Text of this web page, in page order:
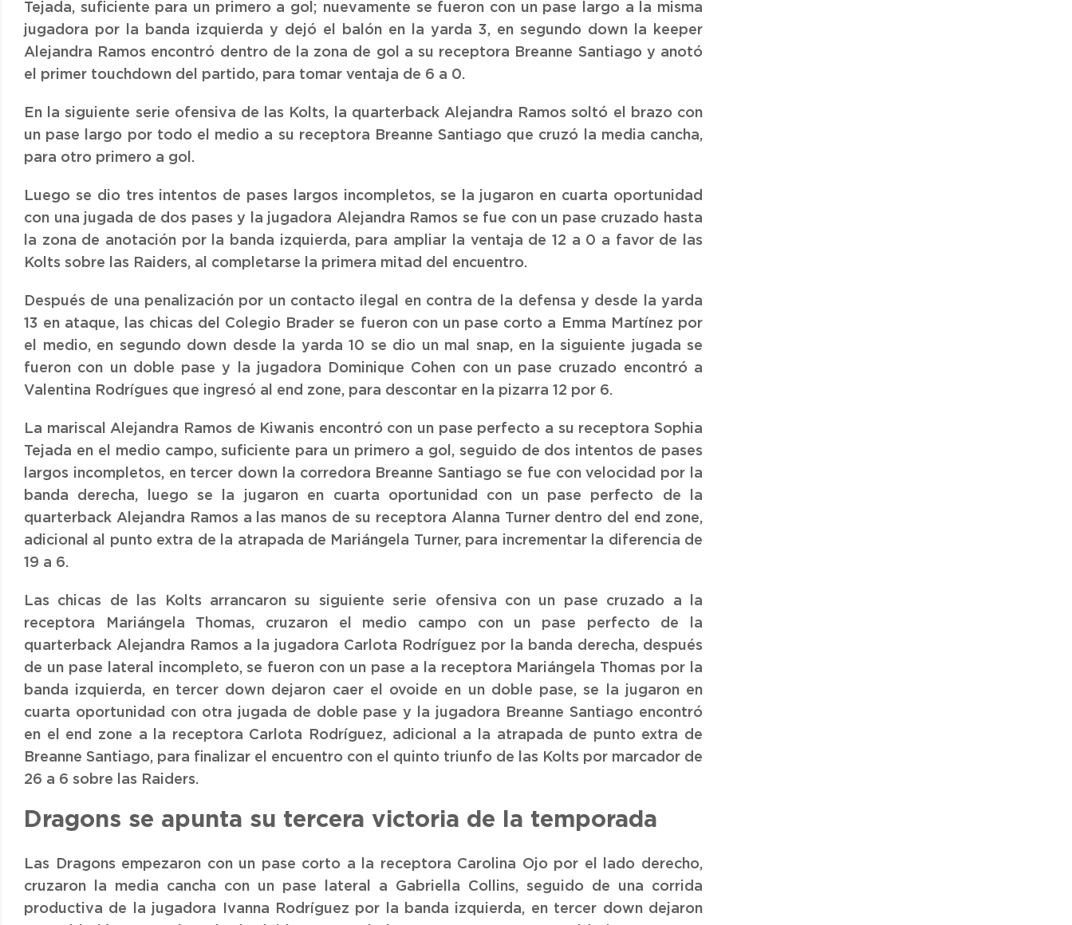
Tejada, suficiente para un primero a gol; nuevamente se fueron con un pase largo a la misma
jugadora por la banda izquierda y dejó el balón en la yarda 3, en segundo down la keeper
Alejandra Ramos encontró dentro de la zona de gol a su receptora Breanne Santiago y anotó
el primer touchdown del partido, para tomar ventaja de 6 a 0.
En la siguiente serie ofensiva de las Kolts, la quarterback Alejandra Ramos soltó el brazo con
un pase largo por todo el medio a su receptora Breanne Santiago que cruzó la media cancha,
para otro primero a gol.
Luego se dio tres intentos de pases largos incompletos, se la jugaron en cuarta oportunidad
con una jugada de dos pases y la jugadora Alejandra Ramos se fue con un pase cruzado hasta
la zona de anotación por la banda izquierda, para ampliar la ventaja de 12 a 0 a favor de las
Kolts sobre las Raiders, al completarse la primera mitad del encuentro.
Después de una penalización por un contacto ilegal en contra de la defensa y desde la yarda
13 en ataque, las chicas del Colegio Brader se fueron con un pase corto a Emma Martínez por
el medio, en segundo down desde la yarda 10 se dio un mal snap, en la siguiente jugada se
fueron con un doble pase y la jugadora Dominique Cohen con un pase cruzado encontró a
Valentina Rodrígues que ingresó al end zone, para descontar en la pizarra 12 por 6.
La mariscal Alejandra Ramos de Kiwanis encontró con un pase perfecto a su receptora Sophia
Tejada en el medio campo, suficiente para un primero a gol, seguido de dos intentos de pases
largos incompletos, en tercer down la corredora Breanne Santiago se fue con velocidad por la
banda derecha, luego se la jugaron en cuarta oportunidad con un pase perfecto de la
quarterback Alejandra Ramos a las manos de su receptora Alanna Turner dentro del end zone,
adicional al punto extra de la atrapada de Mariángela Turner, para incrementar la diferencia de
19 a 6.
Las chicas de las Kolts arrancaron su siguiente serie ofensiva con un pase cruzado a la
receptora Mariángela Thomas, cruzaron el medio campo con un pase perfecto de la
quarterback Alejandra Ramos a la jugadora Carlota Rodríguez por la banda derecha, después
de un pase lateral incompleto, se fueron con un pase a la receptora Mariángela Thomas por la
banda izquierda, en tercer down dejaron caer el ovoide en un doble pase, se la jugaron en
cuarta oportunidad con otra jugada de doble pase y la jugadora Breanne Santiago encontró
en el end zone a la receptora Carlota Rodríguez, adicional a la atrapada de punto extra de
Breanne Santiago, para finalizar el encuentro con el quinto triunfo de las Kolts por marcador de
26 a 6 sobre las Raiders.
Dragons se apunta su tercera victoria de la temporada
Las Dragons empezaron con un pase corto a la receptora Carolina Ojo por el lado derecho,
cruzaron la media cancha con un pase lateral a Gabriella Collins, seguido de una corrida
productiva de la jugadora Ivanna Rodríguez por la banda izquierda, en tercer down dejaron